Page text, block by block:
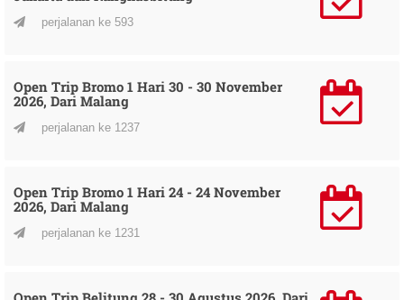
perjalanan ke 593
Open Trip Bromo 1 Hari 30 - 30 November
2026, Dari Malang
perjalanan ke 1237
Open Trip Bromo 1 Hari 24 - 24 November
2026, Dari Malang
perjalanan ke 1231